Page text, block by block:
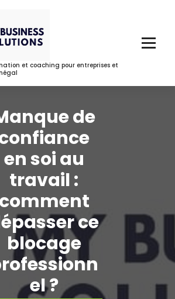
et coaching pour entreprises et
de
en soi au
travail :
comment
ce
blocage
el ?